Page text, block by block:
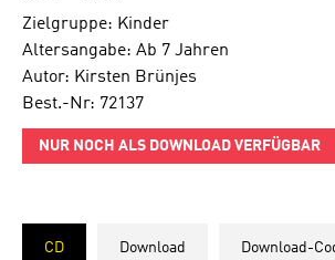
Zielgruppe: Kinder
Altersangabe: Ab 7 Jahren
Autor: Kirsten Brünjes
Best.-Nr: 72137
NUR NOCH ALS DOWNLOAD VERFÜGBAR
CD Download Download-